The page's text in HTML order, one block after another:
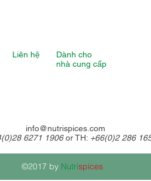
Liên hệ
Dành cho
nhà cung cấp
info@nutrispices.com
6271 1906or TH: +66(0)2 286
©2017 by Nutrispices